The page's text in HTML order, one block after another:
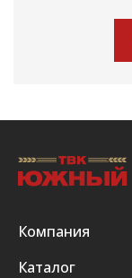
Компания
Каталог